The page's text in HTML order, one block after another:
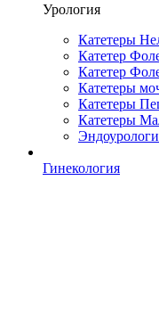
Урология
Катетеры
Катетер
Катетер
Катетеры
Катетеры
Катетеры
Гинекология